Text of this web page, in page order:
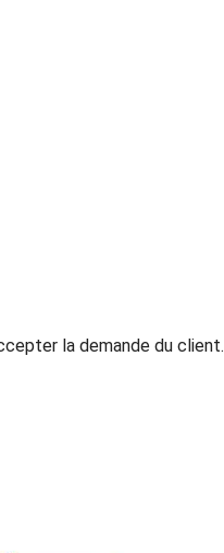
la demande du client.